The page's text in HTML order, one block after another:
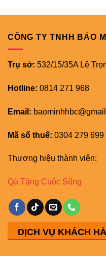
CÔNG TY TNHH BẢO
Trụ sở: 532/15/35A Lê
Hotline: 0814 271 968
Email:
Mã số thuế: 0304 279 699
Thương hiệu thành viên:
Qà Tặng Cuộc Sống
DỊCH VỤ KHÁCH